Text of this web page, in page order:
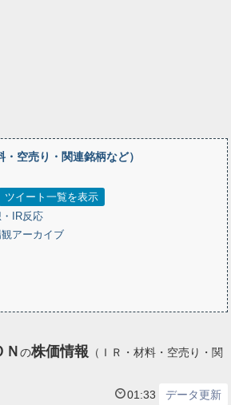
空売り・関連銘柄など）
ツイート一覧を表示
IR反応
アーカイブ
の株価情報 （ＩＲ・材料・空売り・関
01:33 データ更新